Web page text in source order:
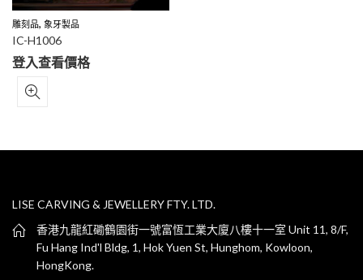
雕刻品, 象牙製品
IC-H1006
登入查看價格
LISE CARVING & JEWELLERY FTY. LTD.
香港九龍紅磡鶴園街一號富恆工業大廈八樓十一室 Unit 11, 8/F,
Fu Hang Ind'l Bldg, 1, Hok Yuen St, Hunghom, Kowloon,
HongKong.